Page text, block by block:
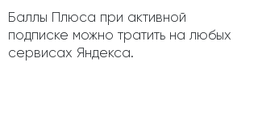
Баллы Плюса при активной
подписке можно тратить на любых
сервисах Яндекса.